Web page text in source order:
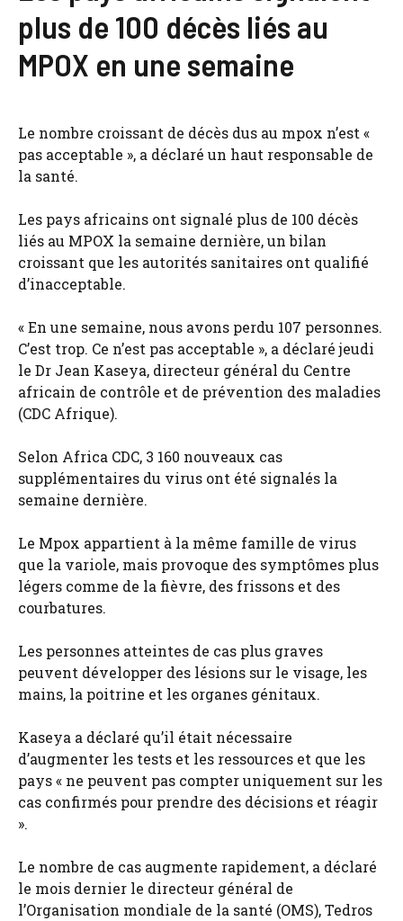
plus de 100 décès liés au
MPOX en une semaine
Le nombre croissant de décès dus au mpox n’est «
pas acceptable », a déclaré un haut responsable de
la santé.
Les pays africains ont signalé plus de 100 décès
liés au MPOX la semaine dernière, un bilan
croissant que les autorités sanitaires ont qualifié
d’inacceptable.
« En une semaine, nous avons perdu 107 personnes.
C’est trop. Ce n’est pas acceptable », a déclaré jeudi
le Dr Jean Kaseya, directeur général du Centre
africain de contrôle et de prévention des maladies
(CDC Afrique).
Selon Africa CDC, 3 160 nouveaux cas
supplémentaires du virus ont été signalés la
semaine dernière.
Le Mpox appartient à la même famille de virus
que la variole, mais provoque des symptômes plus
légers comme de la fièvre, des frissons et des
courbatures.
Les personnes atteintes de cas plus graves
peuvent développer des lésions sur le visage, les
mains, la poitrine et les organes génitaux.
Kaseya a déclaré qu’il était nécessaire
d’augmenter les tests et les ressources et que les
pays « ne peuvent pas compter uniquement sur les
cas confirmés pour prendre des décisions et réagir
».
Le nombre de cas augmente rapidement, a déclaré
le mois dernier le directeur général de
l’Organisation mondiale de la santé (OMS), Tedros